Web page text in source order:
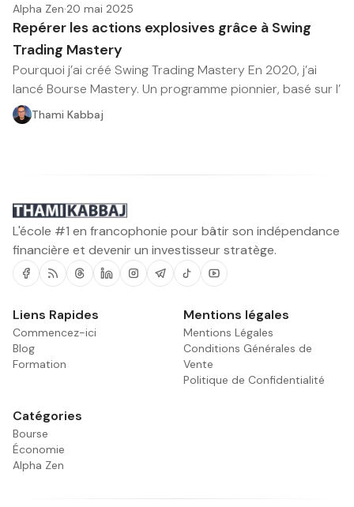
Alpha Zen·20 mai 2025
Repérer les actions explosives grâce à Swing
Trading Mastery
Pourquoi j’ai créé Swing Trading Mastery En 2020, j’ai
lancé Bourse Mastery. Un programme pionnier, basé sur l’
Thami Kabbaj
L'école #1 en francophonie pour bâtir son indépendance
financière et devenir un investisseur stratège.
Facebook
RSS ThreadsLinkedinInstagram
TelegramTiktokYoutube
Liens Rapides
Commencez-ici
Blog
Formation
Mentions légales
Mentions Légales
Conditions Générales de
Vente
Politique de Confidentialité
Catégories
Bourse
Économie
Alpha Zen